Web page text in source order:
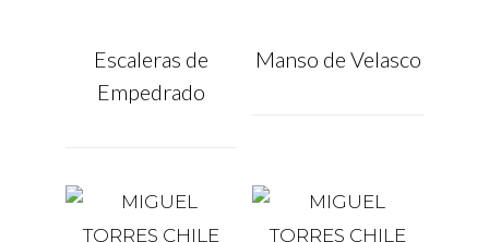
Escaleras de
Empedrado
Manso de Velasco